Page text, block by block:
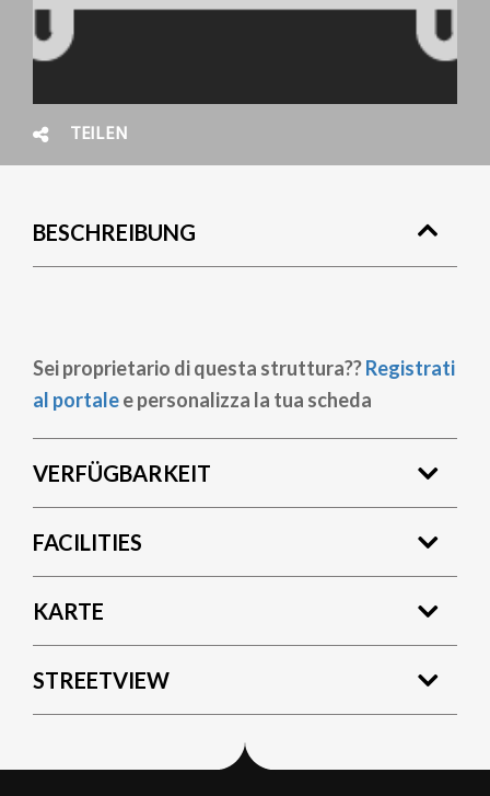
TEILEN
BESCHREIBUNG
Sei proprietario di questa struttura??Registrati
al portalee personalizza la tua scheda
VERFÜGBARKEIT
FACILITIES
KARTE
STREETVIEW